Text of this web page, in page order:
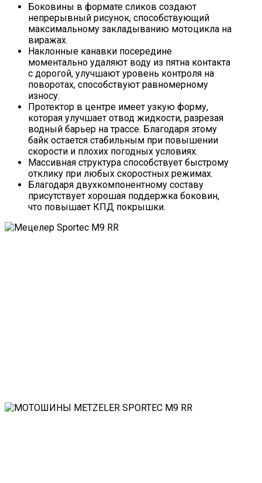
Боковины в формате сликов создают
непрерывный рисунок, способствующий
максимальному закладыванию мотоцикла на
виражах.
Наклонные канавки посередине
моментально удаляют воду из пятна контакта
с дорогой, улучшают уровень контроля на
поворотах, способствуют равномерному
износу.
Протектор в центре имеет узкую форму,
которая улучшает отвод жидкости, разрезая
водный барьер на трассе. Благодаря этому
байк остается стабильным при повышении
скорости и плохих погодных условиях.
Массивная структура способствует быстрому
отклику при любых скоростных режимах.
Благодаря двухкомпонентному составу
присутствует хорошая поддержка боковин,
что повышает КПД покрышки.